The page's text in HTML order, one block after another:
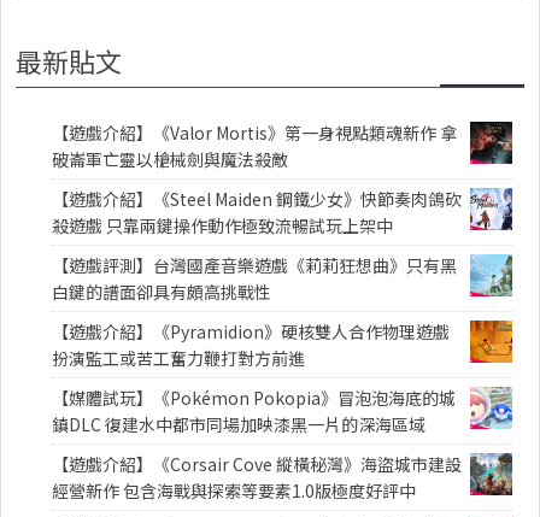
最新貼文
【遊戲介紹】《Valor Mortis》第一身視點類魂新作 拿
破崙軍亡靈以槍械劍與魔法殺敵
【遊戲介紹】《Steel Maiden 鋼鐵少女》快節奏肉鴿砍
殺遊戲 只靠兩鍵操作動作極致流暢試玩上架中
【遊戲評測】台灣國產音樂遊戲《莉莉狂想曲》只有黑
白鍵的譜面卻具有頗高挑戰性
【遊戲介紹】《Pyramidion》硬核雙人合作物理遊戲
扮演監工或苦工奮力鞭打對方前進
【媒體試玩】《Pokémon Pokopia》冒泡泡海底的城
鎮DLC 復建水中都市同場加映漆黑一片的深海區域
【遊戲介紹】《Corsair Cove 縱橫秘灣》海盜城市建設
經營新作 包含海戰與探索等要素1.0版極度好評中